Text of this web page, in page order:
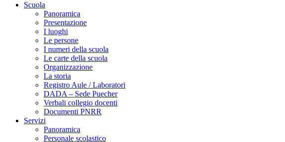
Scuola
Panoramica
Presentazione
I luoghi
Le persone
I numeri della scuola
Le carte della scuola
Organizzazione
La storia
Registro Aule / Laboratori
DADA – Sede Puecher
Verbali collegio docenti
Documenti PNRR
Servizi
Panoramica
Personale scolastico